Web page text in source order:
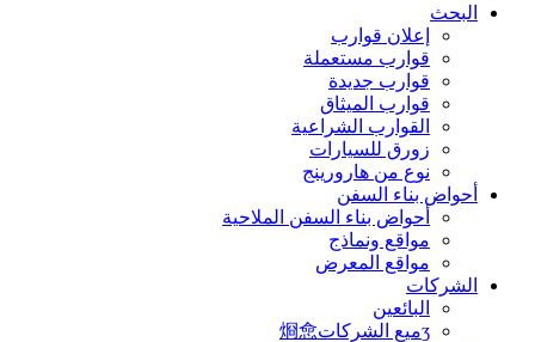
البحث
إعلان قوارب
قوارب مستعملة
قوارب جديدة
قوارب الميثاق
القوارب الشراعية
زورق للسيارات
نوع من هارورينج
أحواض بناء السفن
أحواض بناء السفن الملاحية
مواقع ونماذج
مواقع المعرض
الشركات
البائعين
ʒميع الشركات烱㥐